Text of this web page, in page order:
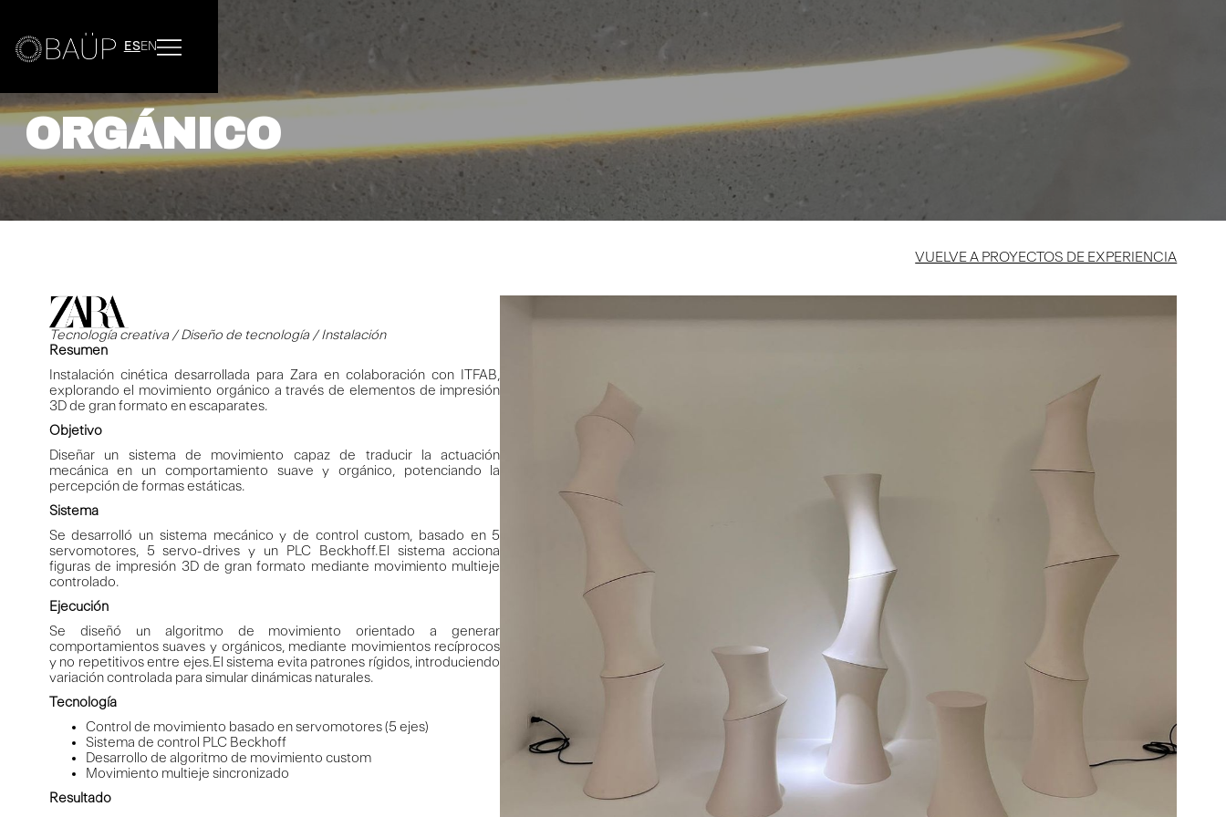
ESEN
ORGÁNICO
VUELVE A PROYECTOS DE EXPERIENCIA
Tecnología creativa / Diseño de tecnología / Instalación
Resumen
Instalación cinética desarrollada para Zara en colaboración con ITFAB,
explorando el movimiento orgánico a través de elementos de impresión
3D de gran formato en escaparates.
Objetivo
Diseñar un sistema de movimiento capaz de traducir la actuación
mecánica en un comportamiento suave y orgánico, potenciando la
percepción de formas estáticas.
Sistema
Se desarrolló un sistema mecánico y de control custom, basado en 5
servomotores, 5 servo-drives y un PLC Beckhoff.El sistema acciona
figuras de impresión 3D de gran formato mediante movimiento multieje
controlado.
Ejecución
Se diseñó un algoritmo de movimiento orientado a generar
comportamientos suaves y orgánicos, mediante movimientos recíprocos
y no repetitivos entre ejes.El sistema evita patrones rígidos, introduciendo
variación controlada para simular dinámicas naturales.
Tecnología
Control de movimiento basado en servomotores (5 ejes)
Sistema de control PLC Beckhoff
Desarrollo de algoritmo de movimiento custom
Movimiento multieje sincronizado
Resultado